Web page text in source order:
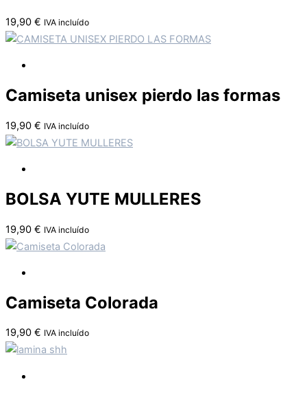
19,90 € IVA incluído
Camiseta unisex pierdo las formas
19,90 € IVA incluído
BOLSA YUTE MULLERES
19,90 € IVA incluído
Camiseta Colorada
19,90 € IVA incluído